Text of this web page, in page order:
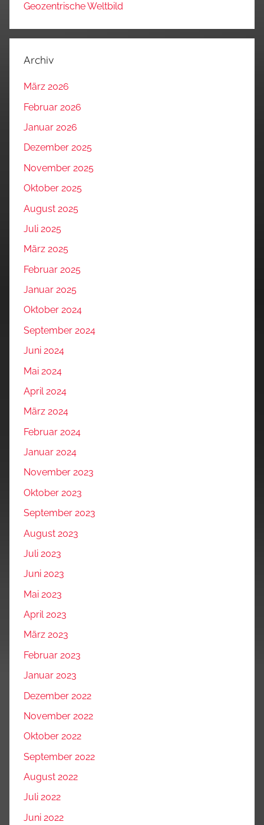
Geozentrische Weltbild
Archiv
März 2026
Februar 2026
Januar 2026
Dezember 2025
November 2025
Oktober 2025
August 2025
Juli 2025
März 2025
Februar 2025
Januar 2025
Oktober 2024
September 2024
Juni 2024
Mai 2024
April 2024
März 2024
Februar 2024
Januar 2024
November 2023
Oktober 2023
September 2023
August 2023
Juli 2023
Juni 2023
Mai 2023
April 2023
März 2023
Februar 2023
Januar 2023
Dezember 2022
November 2022
Oktober 2022
September 2022
August 2022
Juli 2022
Juni 2022